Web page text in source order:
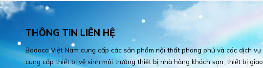
THÔNG TIN LIÊN HỆ
Bodoca Việt Nam cung cấp các sản phẩm nội thất phong phú và các dịch vụ ,
cung cấp thiết bị vệ sinh môi trường thiết bị nhà hàng khách sạn, thiết bị giao